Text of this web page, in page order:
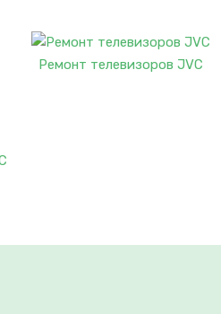
Ремонт телевизоров JVC